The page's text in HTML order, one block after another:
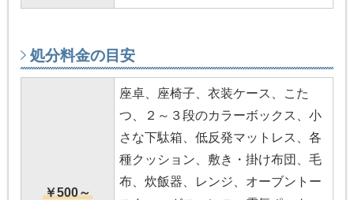
処分料金の目安
￥500～
座卓、座椅子、衣装ケース、こた
つ、２～３段のカラーボックス、小
さな下駄箱、低反発マットレス、各
種クッション、敷き・掛け布団、毛
布、炊飯器、レンジ、オーブントー